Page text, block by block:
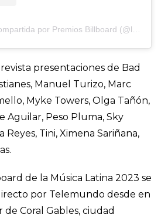
presentaciones de Bad
Manuel Turizo, Marc
Myke Towers, Olga Tañón,
Aguilar, Peso Pluma, Sky
Reyes, Tini, Ximena Sariñana,
de la Música Latina 2023 se
por Telemundo desde en
Coral Gables, ciudad